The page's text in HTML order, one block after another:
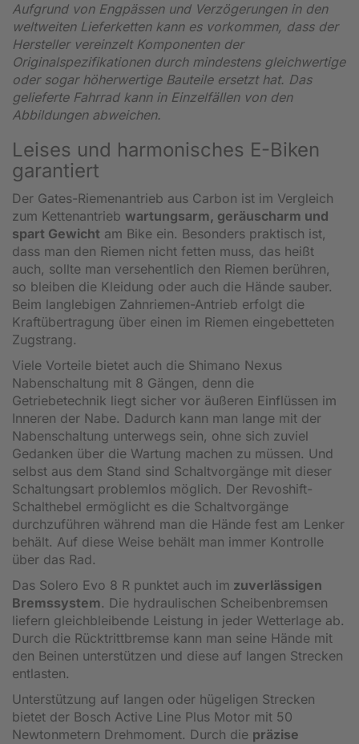
Aufgrund von Engpässen und Verzögerungen in den
weltweiten Lieferketten kann es vorkommen, dass der
Hersteller vereinzelt Komponenten der
Originalspezifikationen durch mindestens gleichwertige
oder sogar höherwertige Bauteile ersetzt hat. Das
gelieferte Fahrrad kann in Einzelfällen von den
Abbildungen abweichen.
Leises und harmonisches E-Biken
garantiert
Der Gates-Riemenantrieb aus Carbon ist im Vergleich
zum Kettenantrieb wartungsarm, geräuscharm und
spart Gewicht am Bike ein. Besonders praktisch ist,
dass man den Riemen nicht fetten muss, das heißt
auch, sollte man versehentlich den Riemen berühren,
so bleiben die Kleidung oder auch die Hände sauber.
Beim langlebigen Zahnriemen-Antrieb erfolgt die
Kraftübertragung über einen im Riemen eingebetteten
Zugstrang.
Viele Vorteile bietet auch die Shimano Nexus
Nabenschaltung mit 8 Gängen, denn die
Getriebetechnik liegt sicher vor äußeren Einflüssen im
Inneren der Nabe. Dadurch kann man lange mit der
Nabenschaltung unterwegs sein, ohne sich zuviel
Gedanken über die Wartung machen zu müssen. Und
selbst aus dem Stand sind Schaltvorgänge mit dieser
Schaltungsart problemlos möglich. Der Revoshift-
Schalthebel ermöglicht es die Schaltvorgänge
durchzuführen während man die Hände fest am Lenker
behält. Auf diese Weise behält man immer Kontrolle
über das Rad.
Das Solero Evo 8 R punktet auch im zuverlässigen
Bremssystem. Die hydraulischen Scheibenbremsen
liefern gleichbleibende Leistung in jeder Wetterlage ab.
Durch die Rücktrittbremse kann man seine Hände mit
den Beinen unterstützen und diese auf langen Strecken
entlasten.
Unterstützung auf langen oder hügeligen Strecken
bietet der Bosch Active Line Plus Motor mit 50
Newtonmetern Drehmoment. Durch die präzise